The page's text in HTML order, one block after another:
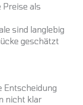
Preise als
sind langlebig
geschätzt
Entscheidung
nicht klar